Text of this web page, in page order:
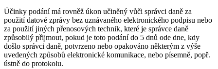
Účinky podání má rovněž úkon učiněný vůči správci daně za
použití datové zprávy bez uznávaného elektronického podpisu nebo
za použití jiných přenosových technik, které je správce daně
způsobilý přijmout, pokud je toto podání do 5 dnů ode dne, kdy
došlo správci daně, potvrzeno nebo opakováno některým z výše
uvedených způsobů elektronické komunikace, nebo písemně, popř.
ústně do protokolu.